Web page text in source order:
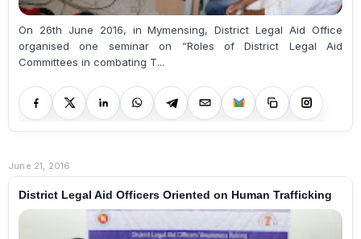
On 26th June 2016, in Mymensing, District Legal Aid Office
organised one seminar on “Roles of District Legal Aid
Committees in combating T...
June 21, 2016
District Legal Aid Officers Oriented on Human Trafficking